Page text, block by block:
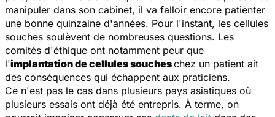
manipuler dans son cabinet, il va falloir encore patienter
une bonne quinzaine d'années. Pour l'instant, les cellules
souches soulèvent de nombreuses questions. Les
comités d'éthique ont notamment peur que
l'implantation de cellules soucheschez un patient ait
des conséquences qui échappent aux praticiens.
Ce n'est pas le cas dans plusieurs pays asiatiques où
plusieurs essais ont déjà été entrepris. À terme, on